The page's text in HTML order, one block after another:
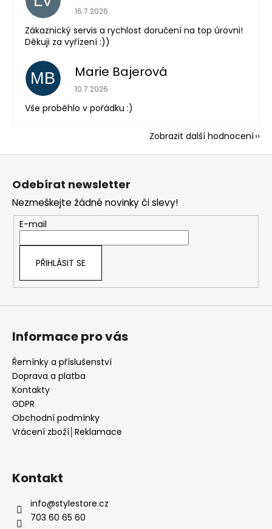
Hodnocení obchodu je 5 z 5 hvězdiček.
16.7.2026
Zákaznický servis a rychlost doručení na top úrovni!
Děkuji za vyřízení :))
MB Marie Bajerová
Hodnocení obchodu je 5 z 5 hvězdiček.
10.7.2026
Vše proběhlo v pořádku :)
Zobrazit další hodnocení
Odebírat newsletter
Nezmeškejte žádné novinky či slevy!
E-mail
PŘIHLÁSIT SE
Informace pro vás
Řemínky a příslušenství
Doprava a platba
Kontakty
GDPR
Obchodní podmínky
Vrácení zboží│Reklamace
Kontakt
info@stylestore.cz
703 60 65 60